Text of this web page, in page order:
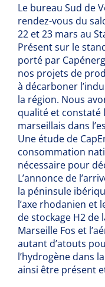
Le bureau Sud de
rendez-vous du
22 et 23 mars au
Présent sur le
porté par
nos projets de
à décarboner
la région. Nous
qualité et constaté
marseillais dans
Une étude de
consommation
nécessaire pour
L’annonce de
la péninsule
l’axe rhodanien et
de stockage H2 de
Marseille Fos et
autant d’atouts
l’hydrogène dans
ainsi être présent